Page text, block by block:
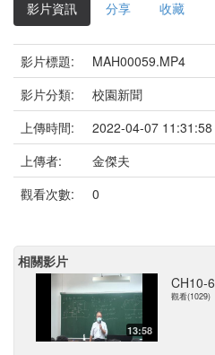
影片資訊 分享 收藏
影片標題:
MAH00059.MP4
影片分類:
校園新聞
上傳時間:
2022-04-07 11:31:58
上傳者:
金傑夫
觀看次數:
0
相關影片
13:58
CH10-6
觀看(1029)